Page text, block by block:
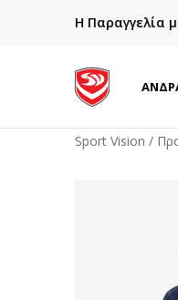
Η Παραγγελία
Sport Vision